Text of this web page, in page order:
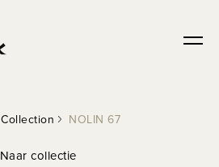
Collection NOLIN 67
Naar collectie